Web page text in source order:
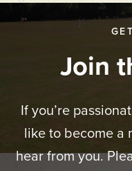
Join
If you’re
like to become a
hear from you.